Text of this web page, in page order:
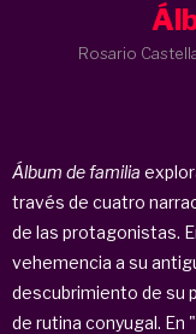
Rosario
Álbum de familia
través de cuatro
de las protagonistas.
vehemencia a su
descubrimiento de su
de rutina conyugal. En